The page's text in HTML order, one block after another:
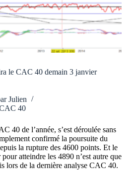
le CAC 40 demain 3 janvier
Julien
40
40 de l’année, s’est déroulée sans
confirmé la poursuite du
la rupture des 4600 points. Et le
atteindre les 4890 n’est autre que
lors de la dernière analyse CAC 40.